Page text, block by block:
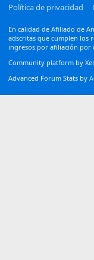
Política de privacidad
En calidad de Afiliado de
adscritas que cumplen los
ingresos por afiliación por
Community platform by
Advanced Forum Stats by